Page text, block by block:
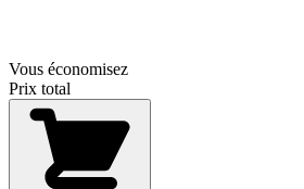
Vous économisez
Prix total